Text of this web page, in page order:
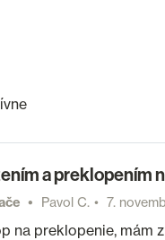
a preklopením
Pavol C. 7.
na preklopenie, mám